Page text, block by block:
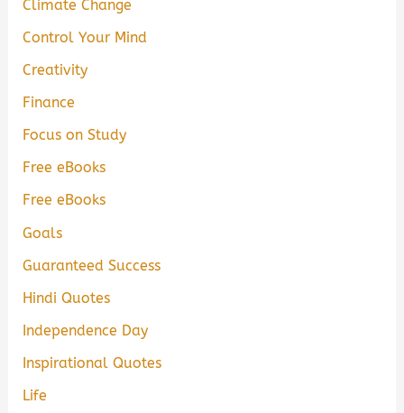
Climate Change
Control Your Mind
Creativity
Finance
Focus on Study
Free eBooks
Free eBooks
Goals
Guaranteed Success
Hindi Quotes
Independence Day
Inspirational Quotes
Life